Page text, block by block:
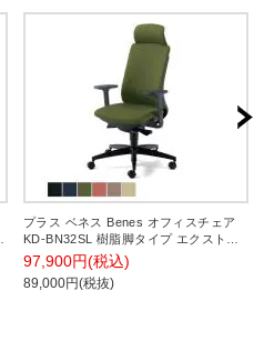
プラス ベネス Benes オフィスチェア
KD-BN32SL 樹脂脚タイプ エクストラ
ハイバック ダークグレーフレーム アジ
ャスト肘
97,900円(税込)
89,000円(税抜)